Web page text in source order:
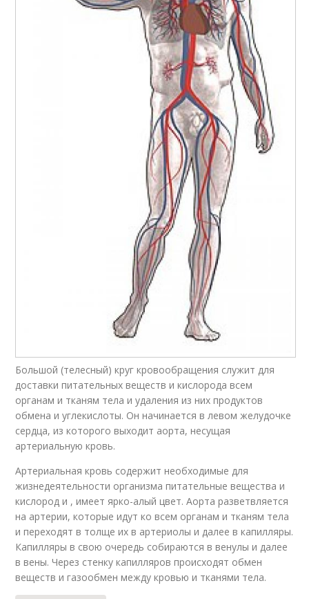
Большой (телесный) круг кровообращения служит для
доставки питательных веществ и кислорода всем
органам и тканям тела и удаления из них продуктов
обмена и углекислоты. Он начинается в левом желудочке
сердца, из которого выходит аорта, несущая
артериальную кровь.
Артериальная кровь содержит необходимые для
жизнедеятельности организма питательные вещества и
кислород и , имеет ярко-алый цвет. Аорта разветвляется
на артерии, которые идут ко всем органам и тканям тела
и переходят в толще их в артериолы и далее в капилляры.
Капилляры в свою очередь собираются в венулы и далее
в вены. Через стенку капилляров происходят обмен
веществ и газообмен между кровью и тканями тела.